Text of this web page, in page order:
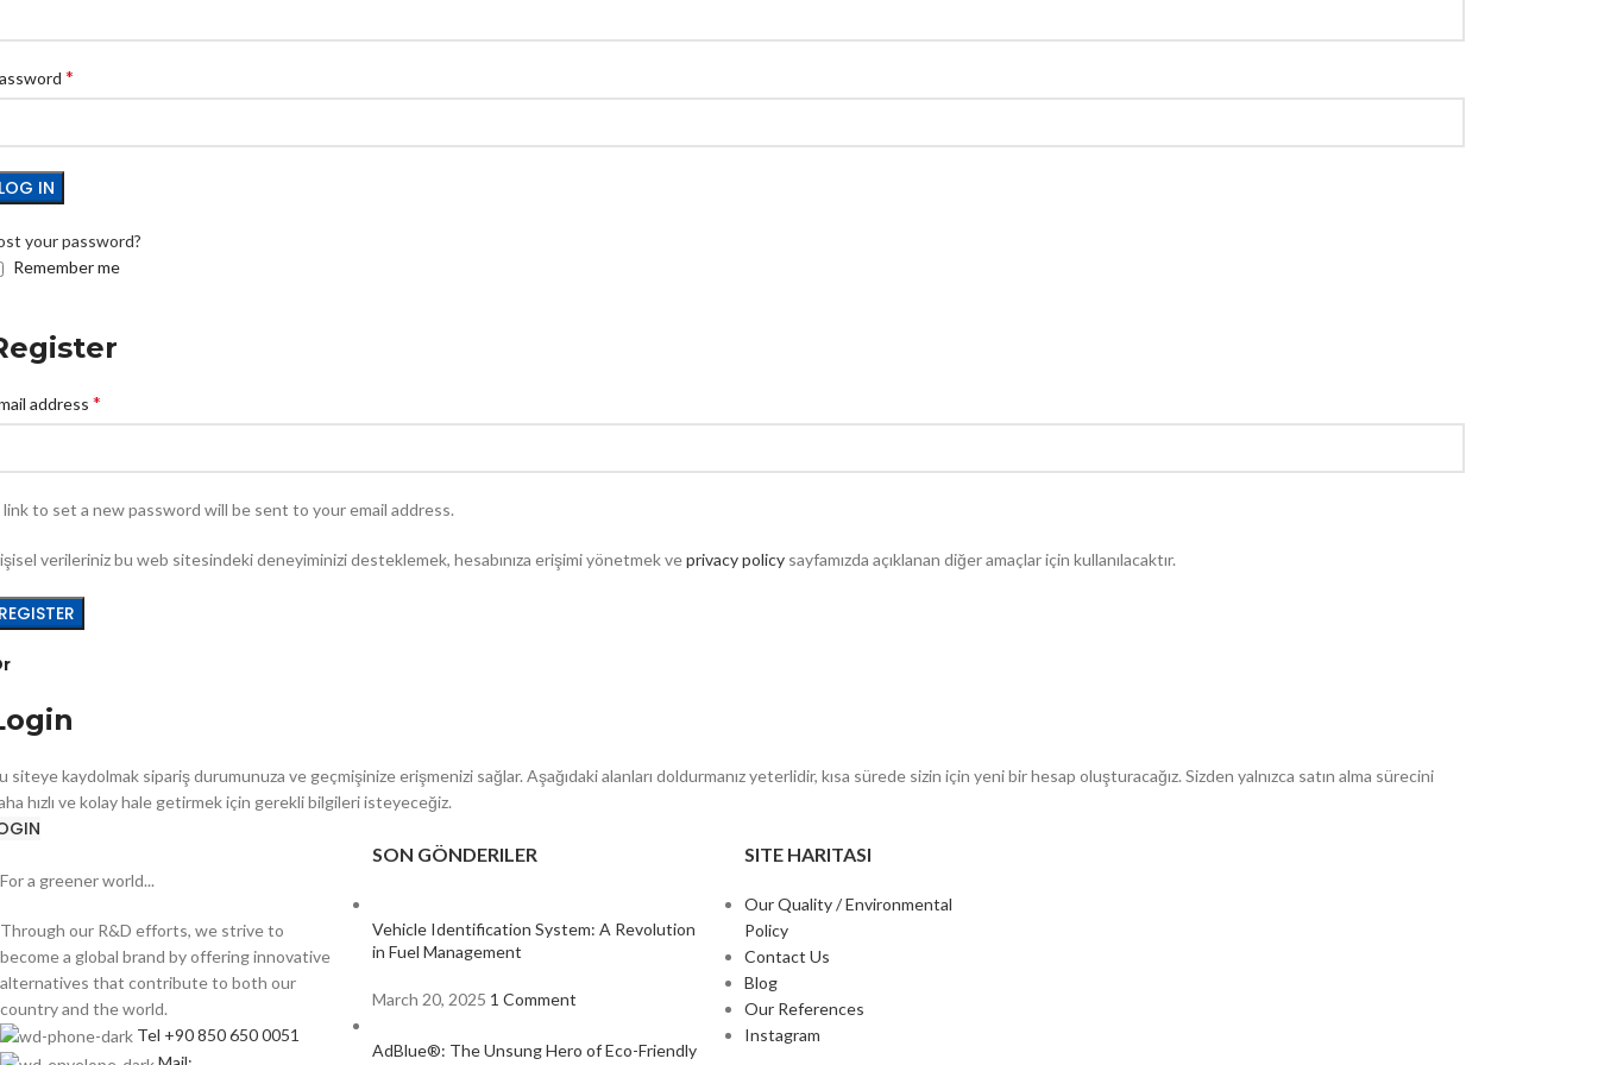
*
IN
your password?
Remember me
address *
link to set a new password will be sent to your email address.
verileriniz bu web sitesindeki deneyiminizi desteklemek, hesabınıza erişimi yönetmek veprivacy policy sayfamızda açıklanan diğer amaçlar için kullanılacaktır.
siteye kaydolmak sipariş durumunuza ve geçmişinize erişmenizi sağlar. Aşağıdaki alanları doldurmanız yeterlidir, kısa sürede sizin için yeni bir hesap oluşturacağız. Sizden yalnızca satın alma sürecini
hızlı ve kolay hale getirmek için gerekli bilgileri isteyeceğiz.
For a greener world...
Through our R&D efforts, we strive to
become a global brand by offering innovative
alternatives that contribute to both our
country and the world.
Tel +90 850 650 0051
SON GÖNDERILER
Vehicle Identification System: A Revolution
in Fuel Management
March 20, 2025 1 Comment
AdBlue®: The Unsung Hero of Eco-Friendly
SITE HARITASI
Our Quality / Environmental
Policy
Contact Us
Blog
Our References
Instagram